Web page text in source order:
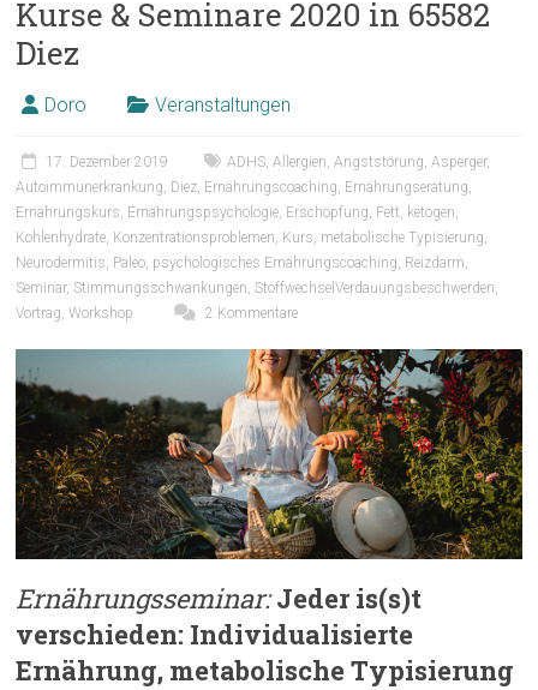
Kurse & Seminare 2020 in 65582
Diez
Doro Veranstaltungen
17. Dezember 2019 ADHS,Allergien,Angststörung,Asperger,
Autoimmunerkrankung, Diez, Ernährungscoaching, Ernährungseratung,
Ernährungskurs, Ernährungspsychologie, Erschöpfung, Fett, ketogen,
Kohlenhydrate, Konzentrationsproblemen, Kurs, metabolische Typisierung,
Neurodermitis, Paleo, psychologisches Ernährungscoaching, Reizdarm,
Seminar, Stimmungsschwankungen, StoffwechselVerdauungsbeschwerden,
Vortrag,Workshop 2 Kommentare
Ernährungsseminar:Jeder is(s)t
verschieden: Individualisierte
Ernährung, metabolische Typisierung